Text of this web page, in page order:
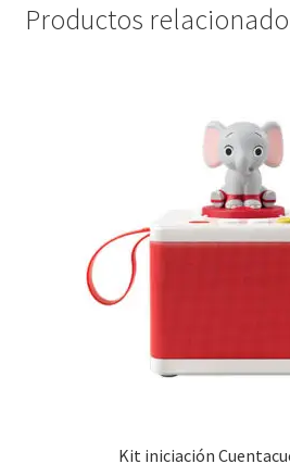
Productos
Kit iniciación